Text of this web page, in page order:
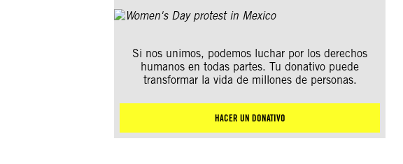
Si nos unimos, podemos luchar por los derechos
humanos en todas partes. Tu donativo puede
transformar la vida de millones de personas.
HACER UN DONATIVO